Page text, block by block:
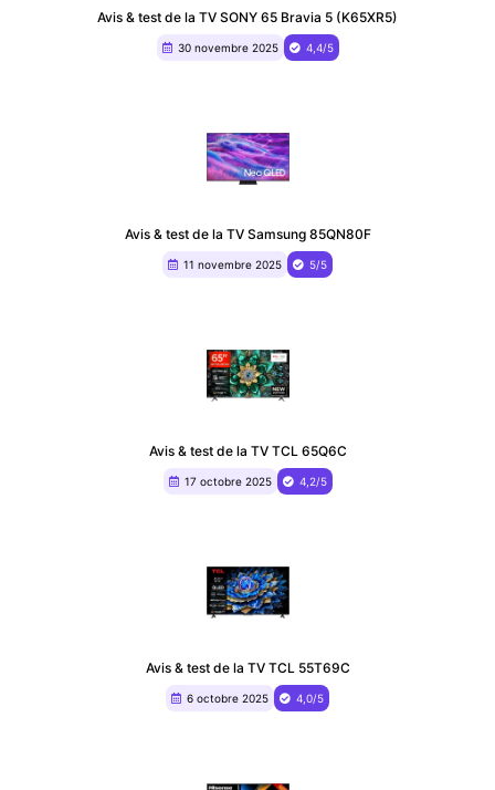
Avis & test de la TV SONY 65 Bravia 5 (K65XR5)
30 novembre 2025 4,4/5
Avis & test de la TV Samsung 85QN80F
11 novembre 2025 5/5
Avis & test de la TV TCL 65Q6C
17 octobre 2025 4,2/5
Avis & test de la TV TCL 55T69C
6 octobre 2025 4,0/5